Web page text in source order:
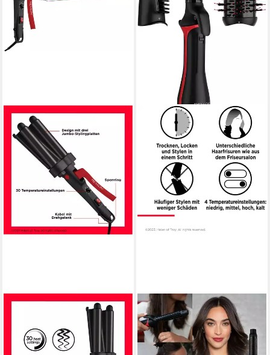
Welleneisen Wave Master
TURMALIN-
KERAMIKBESCHICHTUNG,
REVLON
Multihaarstyler One-Step
Haartrockner & Multi-Styler –
3-in-1-Tool, RVDR5333,